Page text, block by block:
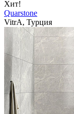
Хит!
Quarstone
VitrA, Турция